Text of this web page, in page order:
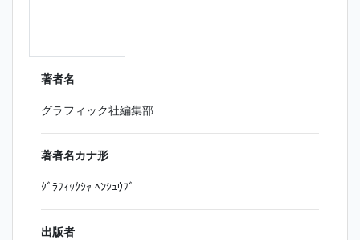
著者名
グラフィック社編集部
著者名カナ形
ｸﾞﾗﾌｨｯｸｼｬ ﾍﾝｼｭｳﾌﾞ
出版者